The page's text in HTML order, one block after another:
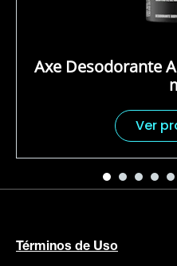
Axe Desodorante
Ver
Términos de Uso